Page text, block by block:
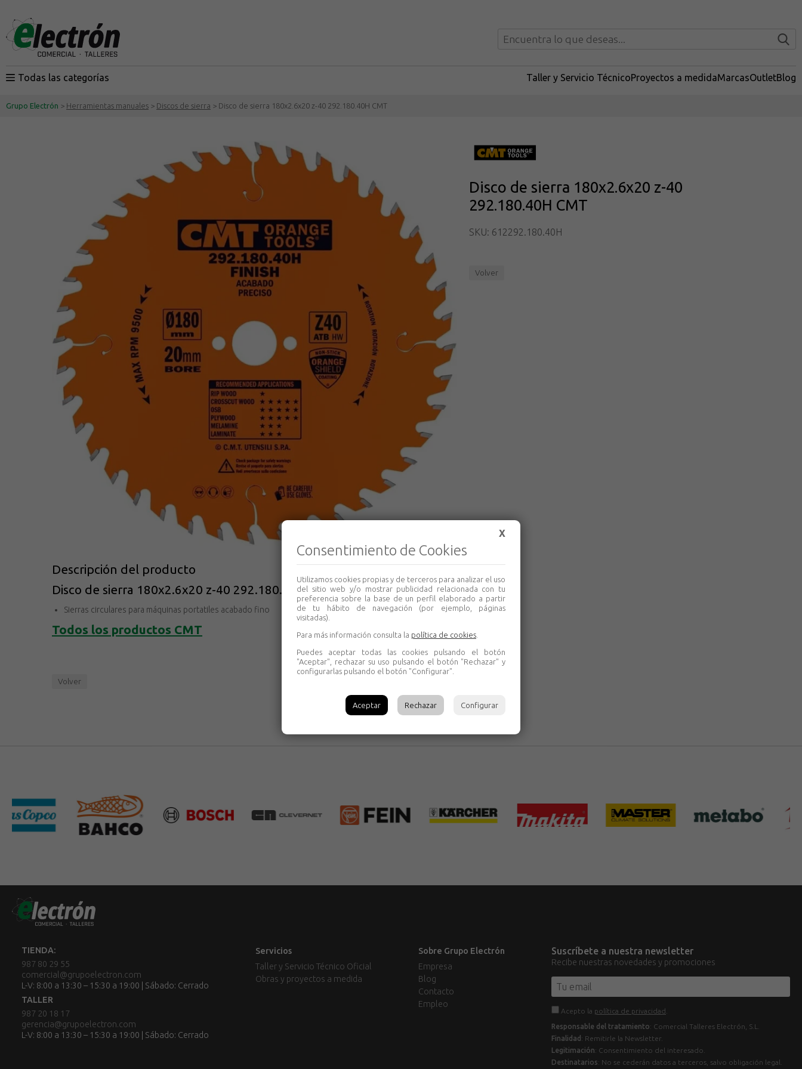
Todas las categorías Taller y Servicio TécnicoProyectos a medidaMarcasOutletBlog
Grupo Electrón > Herramientas manuales > Discos de sierra > Disco de sierra 180x2.6x20 z-40 292.180.40H CMT
Disco de sierra 180x2.6x20 z-40
292.180.40H CMT
SKU: 612292.180.40H
Volver
Descripción del producto
Disco de sierra 180x2.6x20 z-40 292.180.40H CMT
Sierras circulares para máquinas portatiles acabado fino
Todos los productos CMT
Volver
TIENDA:
987 80 29 55
comercial@grupoelectron.com
L-V: 8:00 a 13:30 – 15:30 a 19:00 | Sábado: Cerrado
TALLER
987 20 18 17
gerencia@grupoelectron.com
L-V: 8:00 a 13:30 – 15:30 a 19:00 | Sábado: Cerrado
Servicios
Taller y Servicio Técnico Oficial
Obras y proyectos a medida
Sobre Grupo Electrón
Empresa
Blog
Contacto
Empleo
Suscríbete a nuestra newsletter
Recibe nuestras novedades y promociones
Acepto la política de privacidad
Responsable del tratamiento: Comercial Talleres Electrón, S.L.
Finalidad : Remitirle la Newsletter.
Legitimación: Consentimiento del interesado.
Destinatarios: No se cederán datos a terceros, salvo obligación legal.
X
Consentimiento de Cookies
Utilizamos cookies propias y de terceros para analizar el uso
del sitio web y/o mostrar publicidad relacionada con tu
preferencia sobre la base de un perfil elaborado a partir
de tu hábito de navegación (por ejemplo, páginas
visitadas).
Para más información consulta la política de cookies
Puedes aceptar todas las cookies pulsando el botón
"Aceptar", rechazar su uso pulsando el botón "Rechazar" y
configurarlas pulsando el botón "Configurar".
Aceptar Rechazar Configurar